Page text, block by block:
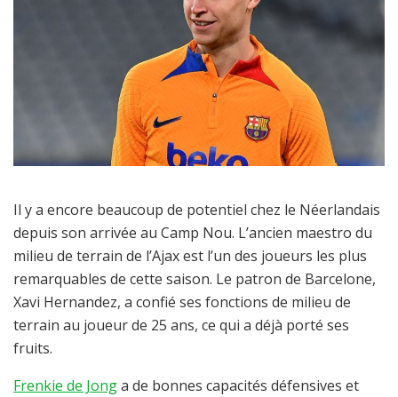
Il y a encore beaucoup de potentiel chez le Néerlandais
depuis son arrivée au Camp Nou. L’ancien maestro du
milieu de terrain de l’Ajax est l’un des joueurs les plus
remarquables de cette saison. Le patron de Barcelone,
Xavi Hernandez, a confié ses fonctions de milieu de
terrain au joueur de 25 ans, ce qui a déjà porté ses
fruits.
Frenkie de Jonga de bonnes capacités défensives et